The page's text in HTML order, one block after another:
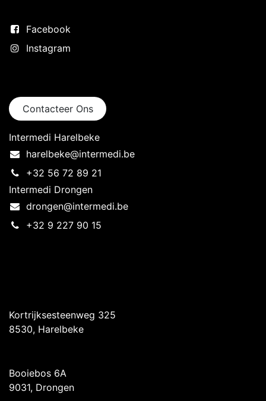
Facebook
Instagram
Contacteer Ons
Intermedi Harelbeke
harelbeke@intermedi.be
+32 56 72 89 21
Intermedi Drongen
drongen@intermedi.be
+32 9 227 90 15
Kortrijksesteenweg 325
8530, Harelbeke
Booiebos 6A
9031, Drongen